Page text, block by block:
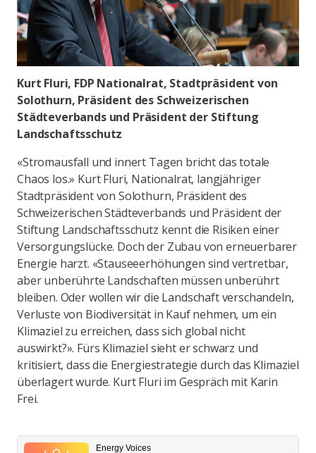
Kurt Fluri, FDP Nationalrat, Stadtpräsident von
Solothurn, Präsident des Schweizerischen
Städteverbands und Präsident der Stiftung
Landschaftsschutz
«Stromausfall und innert Tagen bricht das totale
Chaos los.» Kurt Fluri, Nationalrat, langjähriger
Stadtpräsident von Solothurn, Präsident des
Schweizerischen Städteverbands und Präsident der
Stiftung Landschaftsschutz kennt die Risiken einer
Versorgungslücke. Doch der Zubau von erneuerbarer
Energie harzt. «Stauseeerhöhungen sind vertretbar,
aber unberührte Landschaften müssen unberührt
bleiben. Oder wollen wir die Landschaft verschandeln,
Verluste von Biodiversität in Kauf nehmen, um ein
Klimaziel zu erreichen, dass sich global nicht
auswirkt?». Fürs Klimaziel sieht er schwarz und
kritisiert, dass die Energiestrategie durch das Klimaziel
überlagert wurde. Kurt Fluri im Gespräch mit Karin
Frei.